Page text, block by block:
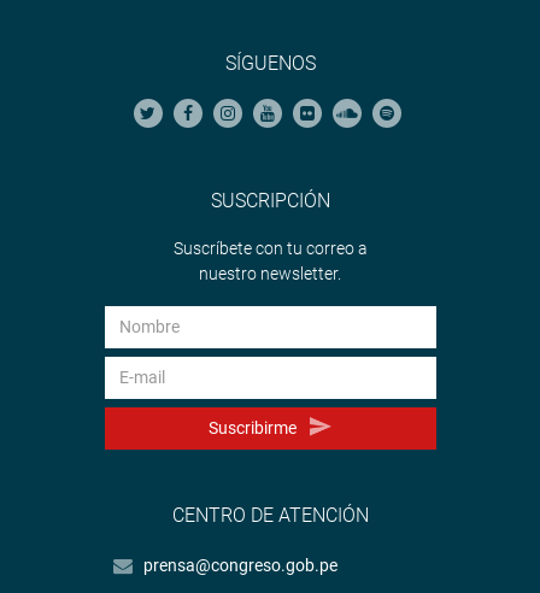
SÍGUENOS
SUSCRIPCIÓN
Suscríbete con tu correo a
nuestro newsletter.
Suscribirme
CENTRO DE ATENCIÓN
prensa@congreso.gob.pe